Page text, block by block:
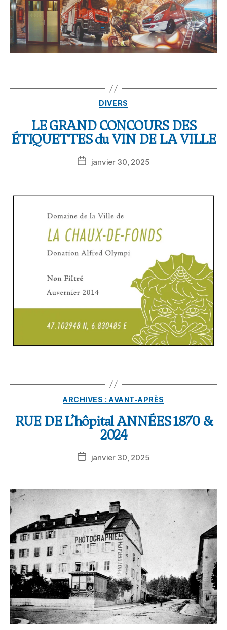
DIVERS
LE GRAND CONCOURS DES
ÉTIQUETTES du VIN DE LA VILLE
janvier 30, 2025
ARCHIVES : AVANT-APRÈS
RUE DE L’hôpital ANNÉES 1870 &
2024
janvier 30, 2025